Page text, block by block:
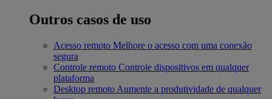
Outros casos de uso
Acesso remoto Melhore o acesso com uma conexão
segura
Controle remoto Controle dispositivos em qualquer
plataforma
Desktop remoto Aumente a produtividade de qualquer